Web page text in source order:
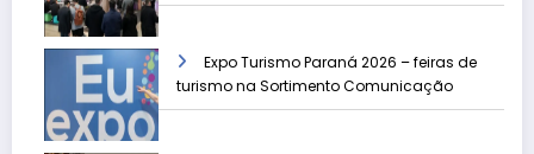
Expo Turismo Paraná 2026 – feiras de
turismo na Sortimento Comunicação